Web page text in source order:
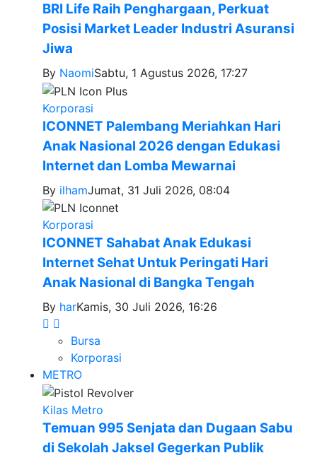
BRI Life Raih Penghargaan, Perkuat
Posisi Market Leader Industri Asuransi
Jiwa
By NaomiSabtu, 1 Agustus 2026, 17:27
Korporasi
ICONNET Palembang Meriahkan Hari
Anak Nasional 2026 dengan Edukasi
Internet dan Lomba Mewarnai
By ilhamJumat, 31 Juli 2026, 08:04
Korporasi
ICONNET Sahabat Anak Edukasi
Internet Sehat Untuk Peringati Hari
Anak Nasional di Bangka Tengah
By harKamis, 30 Juli 2026, 16:26
Bursa
Korporasi
METRO
Kilas Metro
Temuan 995 Senjata dan Dugaan Sabu
di Sekolah Jaksel Gegerkan Publik